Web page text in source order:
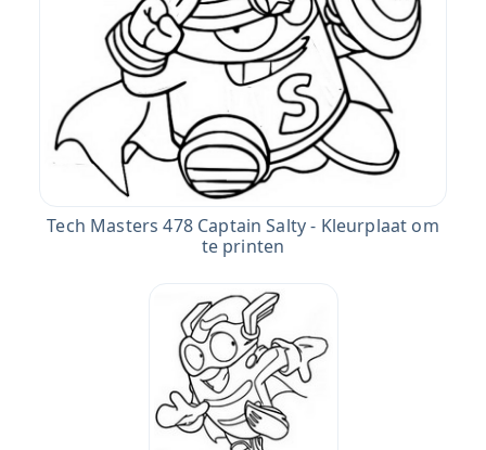
Tech Masters 478 Captain Salty - Kleurplaat om
te printen